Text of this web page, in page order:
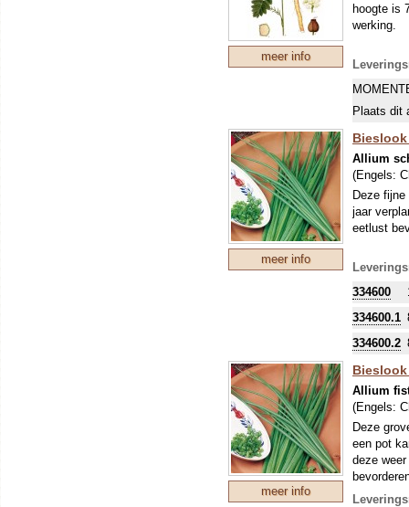
meer info
hoogte is
werking.
Plaats dit
meer info
Allium
(Engels:
Deze
jaar
eetlust
334600
334600.1
334600.2
meer info
Allium
(Engels:
Deze
een pot
deze